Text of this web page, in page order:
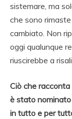
sistemare, ma
che sono
cambiato. Non
oggi qualunque
riuscirebbe a
Ciò che racconta
è stato
in tutto e per